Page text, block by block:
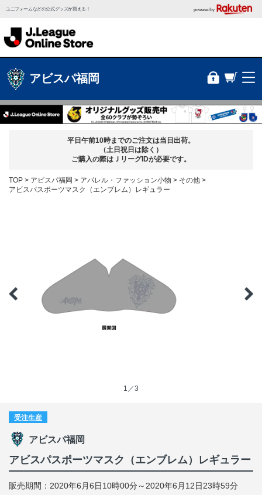
ユニフォームなどの公式グッズが買える！ powered by
アビスパ福岡
平日午前10時までのご注文は当日出荷。
（土日祝日は除く）
ご購入の際はＪリーグIDが必要です。
TOP アビスパ福岡 アパレル・ファッション小物
その他
アビスパスポーツマスク（エンブレム）レギュラー
1／3
受注生産
アビスパ福岡
アビスパスポーツマスク（エンブレム）レギュラー
販売期間：2020年6月6日10時00分～2020年6月12日23時59分